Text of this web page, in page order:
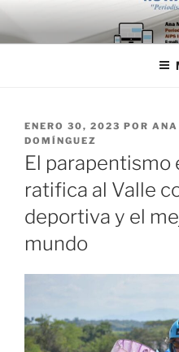
Saltar
al
contenido
PUBLICADO
EL
ENERO 30, 2023 POR
DOMÍNGUEZ
El parapentismo
ratifica al Valle
deportiva y el
mundo